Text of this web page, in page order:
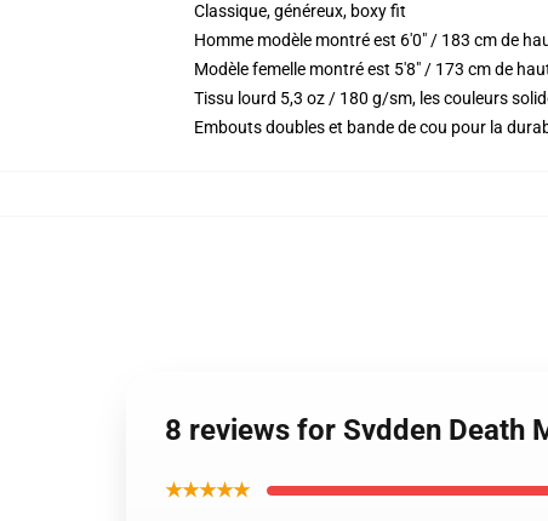
Classique, généreux, boxy fit
Homme modèle montré est 6'0" / 183 cm de
Modèle femelle montré est 5'8" / 173 cm de
Tissu lourd 5,3 oz / 180 g/sm, les couleurs
Embouts doubles et bande de cou pour la
8 reviews for Svdden Death
★★★★★